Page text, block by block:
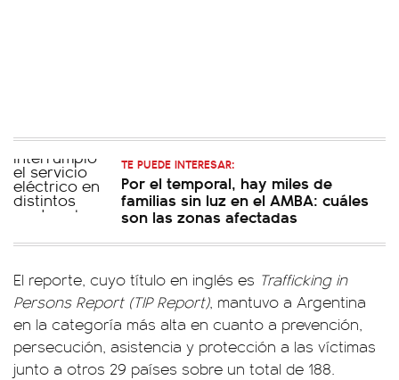
TE PUEDE INTERESAR:
Por el temporal, hay miles de
familias sin luz en el AMBA: cuáles
son las zonas afectadas
El reporte, cuyo título en inglés es Trafficking in
Persons Report (TIP Report), mantuvo a Argentina
en la categoría más alta en cuanto a prevención,
persecución, asistencia y protección a las víctimas
junto a otros 29 países sobre un total de 188.